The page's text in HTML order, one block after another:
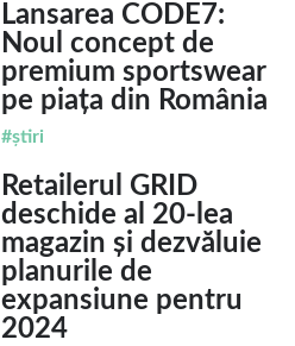
Lansarea CODE7:
Noul concept de
premium sportswear
pe piața din România
#știri
Retailerul GRID
deschide al 20-lea
magazin și dezvăluie
planurile de
expansiune pentru
2024